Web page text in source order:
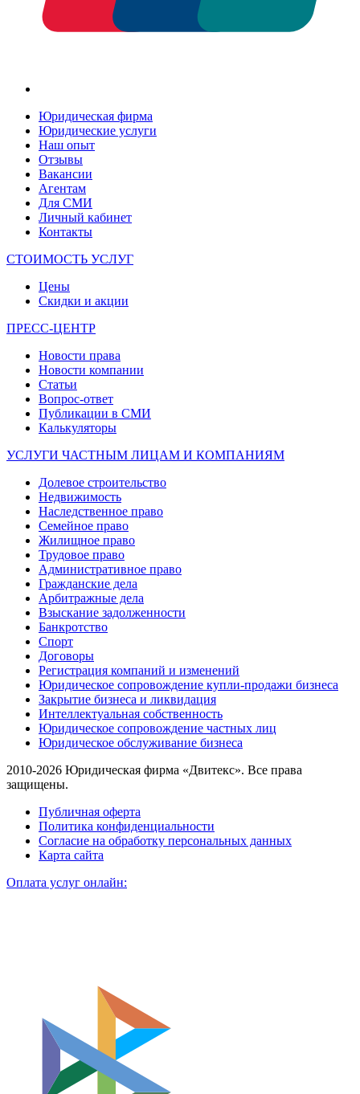
Юридическая фирма
Юридические услуги
Наш опыт
Отзывы
Вакансии
Агентам
Для СМИ
Личный кабинет
Контакты
СТОИМОСТЬ УСЛУГ
Цены
Скидки и акции
ПРЕСС-ЦЕНТР
Новости права
Новости компании
Статьи
Вопрос-ответ
Публикации в СМИ
Калькуляторы
УСЛУГИ ЧАСТНЫМ ЛИЦАМ И КОМПАНИЯМ
Долевое строительство
Недвижимость
Наследственное право
Семейное право
Жилищное право
Трудовое право
Административное право
Гражданские дела
Арбитражные дела
Взыскание задолженности
Банкротство
Спорт
Договоры
Регистрация компаний и изменений
Юридическое сопровождение купли-продажи бизнеса
Закрытие бизнеса и ликвидация
Интеллектуальная собственность
Юридическое сопровождение частных лиц
Юридическое обслуживание бизнеса
2010-2026 Юридическая фирма «Двитекс». Все права
защищены.
Публичная оферта
Политика конфиденциальности
Согласие на обработку персональных данных
Карта сайта
Оплата услуг онлайн: